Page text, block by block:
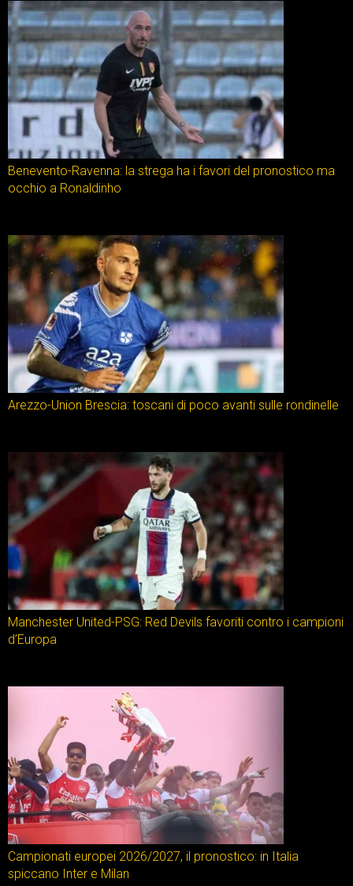
Benevento-Ravenna: la strega ha i favori del pronostico ma
occhio a Ronaldinho
Arezzo-Union Brescia: toscani di poco avanti sulle rondinelle
Manchester United-PSG: Red Devils favoriti contro i campioni
d’Europa
Campionati europei 2026/2027, il pronostico: in Italia
spiccano Inter e Milan